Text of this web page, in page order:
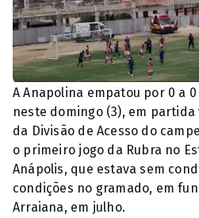
A Anapolina empatou por 0 a
neste domingo (3), em
da Divisão de Acesso do
o primeiro jogo da Rubra no
Anápolis, que estava sem
condições no gramado, em
Arraiana, em julho.